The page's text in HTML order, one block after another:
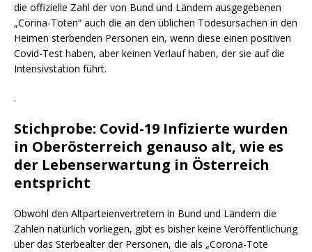
die offizielle Zahl der von Bund und Ländern ausgegebenen
„Corina-Toten“ auch die an den üblichen Todesursachen in den
Heimen sterbenden Personen ein, wenn diese einen positiven
Covid-Test haben, aber keinen Verlauf haben, der sie auf die
Intensivstation führt.
.
Stichprobe: Covid-19 Infizierte wurden
in Oberösterreich genauso alt, wie es
der Lebenserwartung in Österreich
entspricht
Obwohl den Altparteienvertretern in Bund und Ländern die
Zahlen natürlich vorliegen, gibt es bisher keine Veröffentlichung
über das Sterbealter der Personen, die als „Corona-Tote